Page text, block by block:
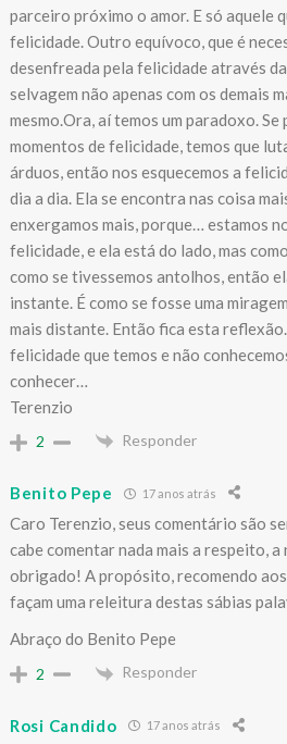
parceiro próximo o amor. E só aquele
felicidade. Outro equívoco, que é
desenfreada pela felicidade através
selvagem não apenas com os demais
mesmo.Ora, aí temos um paradoxo.
momentos de felicidade, temos que
árduos, então nos esquecemos a
dia a dia. Ela se encontra nas coisa
enxergamos mais, porque… estamos
felicidade, e ela está do lado, mas
como se tivessemos antolhos, então
instante. É como se fosse uma
mais distante. Então fica esta
felicidade que temos e não
conhecer…
Terenzio
2 Responder
Benito Pepe 17 anos atrás
Caro Terenzio, seus comentário são
cabe comentar nada mais a respeito, a
obrigado! A propósito, recomendo
façam uma releitura destas sábias
Abraço do Benito Pepe
2 Responder
Rosi Candido 17 anos atrás